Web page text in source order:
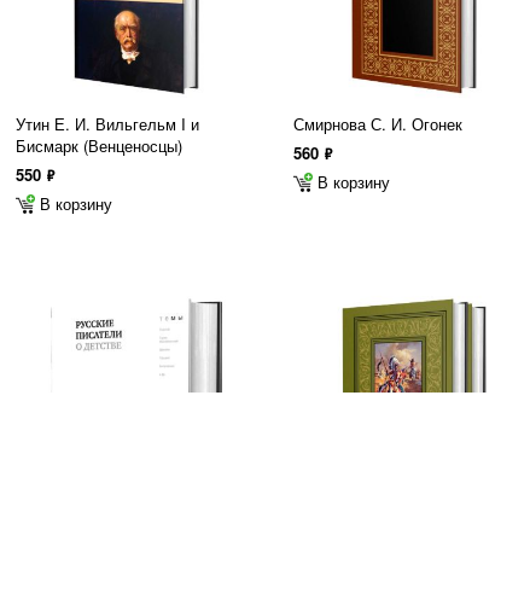
Утин Е. И. Вильгельм I и
Бисмарк (Венценосцы)
550 ф
В корзину
Смирнова С. И. Огонек
560 ф
В корзину